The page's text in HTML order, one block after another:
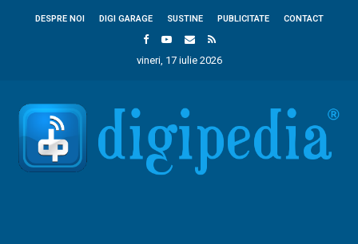
DESPRE NOI DIGI GARAGE SUSTINE PUBLICITATE CONTACT
vineri, 17 iulie 2026